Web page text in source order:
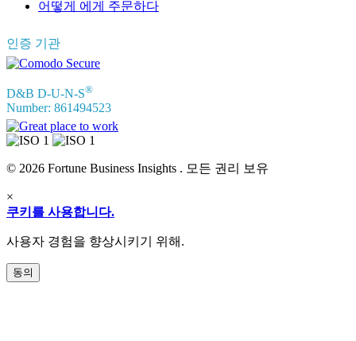
어떻게 에게 주문하다
인증 기관
D&B D-U-N-S®
Number: 861494523
© 2026 Fortune Business Insights . 모든 권리 보유
×
쿠키를 사용합니다.
사용자 경험을 향상시키기 위해.
동의